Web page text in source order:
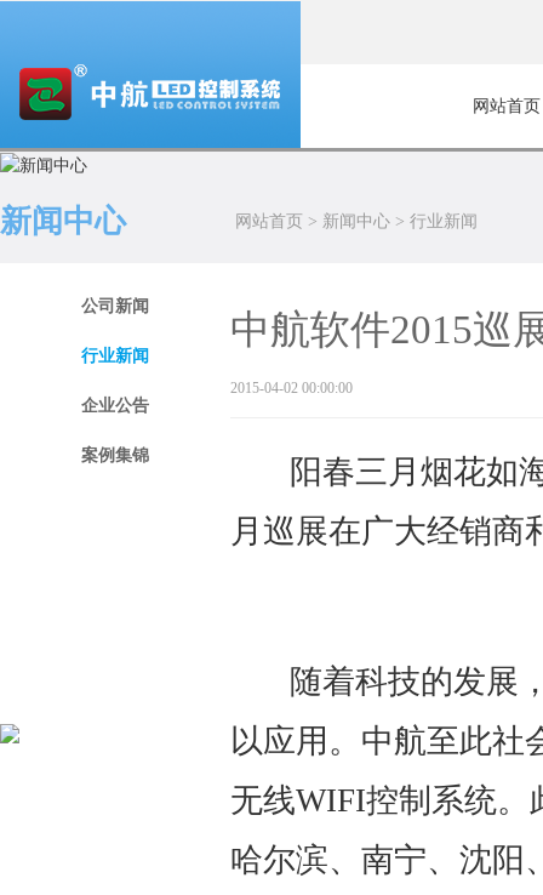
网站首页
新闻中心 网站首页 > 新闻中心 > 行业新闻
公司新闻
行业新闻
企业公告
案例集锦
中航软件2015
2015-04-02 00:00:00
阳春三月烟花如
月巡展在广大经销商
随着科技的发展
以应用。中航至此社
无线WIFI控制系统
哈尔滨、南宁、沈阳